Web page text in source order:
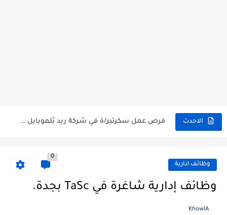
الاحدث فرص عمل سكرتير/ة في شركة ريد بُلموبايل بالرياض.
فرص عمل و تدريب للخريجين في بوبا العربية. وظائف ادارية
0
وظائف إدارية شاغرة في TaSc بجدة.
KhowlA